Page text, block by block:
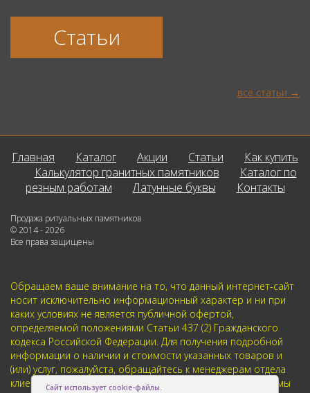
Статьи
все статьи
Главная Каталог Акции Статьи
Как купить
Калькулятор гранитных памятников
Каталог по
резным работам
Латунные буквы Контакты
Продажа ритуальных памятников
© 2014 - 2026
Все права защищены
Обращаем ваше внимание на то, что данный интернет-сайт
носит исключительно информационный характер и ни при
каких условиях не является публичной офертой,
определяемой положениями Статьи 437 (2) Гражданского
кодекса Российской Федерации. Для получения подробной
информации о наличии и стоимости указанных товаров и
(или) услуг, пожалуйста, обращайтесь к менеджерам отдела
клиентского обслуживания с помощью специальной формы
Сайт использует cookie-файлы.